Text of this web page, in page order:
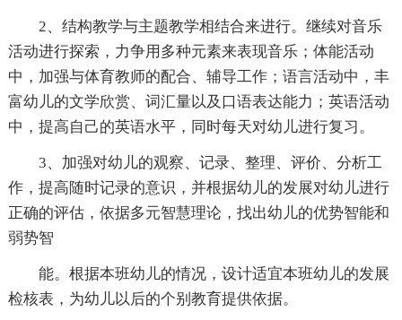
2、结构教学与主题教学相结合来进行。继续对音乐
活动进行探索，力争用多种元素来表现音乐；体能活动
中，加强与体育教师的配合、辅导工作；语言活动中，丰
富幼儿的文学欣赏、词汇量以及口语表达能力；英语活动
中，提高自己的英语水平，同时每天对幼儿进行复习。
3、加强对幼儿的观察、记录、整理、评价、分析工
作，提高随时记录的意识，并根据幼儿的发展对幼儿进行
正确的评估，依据多元智慧理论，找出幼儿的优势智能和
弱势智
能。根据本班幼儿的情况，设计适宜本班幼儿的发展
检核表，为幼儿以后的个别教育提供依据。